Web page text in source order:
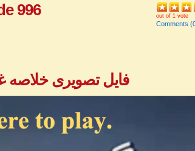
996 out of 1 vote
Comments
فایل تصویری خلاصه